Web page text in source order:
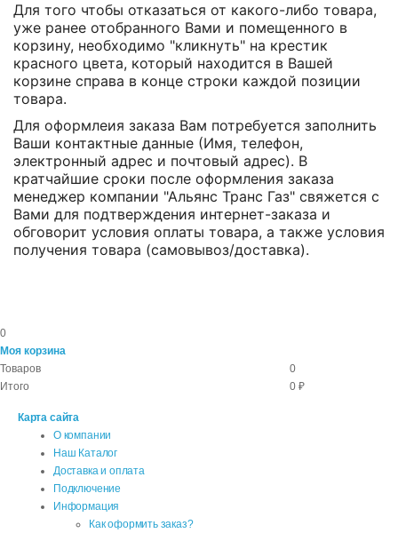
Для того чтобы отказаться от какого-либо товара,
уже ранее отобранного Вами и помещенного в
корзину, необходимо "кликнуть" на крестик
красного цвета, который находится в Вашей
корзине справа в конце строки каждой позиции
товара.
Для оформлеия заказа Вам потребуется заполнить
Ваши контактные данные (Имя, телефон,
электронный адрес и почтовый адрес). В
кратчайшие сроки после оформления заказа
менеджер компании "Альянс Транс Газ" свяжется с
Вами для подтверждения интернет-заказа и
обговорит условия оплаты товара, а также условия
получения товара (самовывоз/доставка).
0
Моя корзина
Товаров
0
Итого
0 ₽
Карта сайта
О компании
Наш Каталог
Доставка и оплата
Подключение
Информация
Как оформить заказ?